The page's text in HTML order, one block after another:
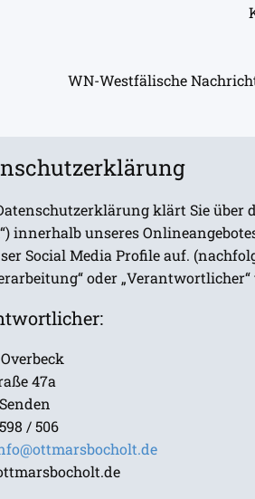
WN-Westfälische
klärt Sie über
innerhalb unseres
Social Media Profile auf.
oder
47a
/ 506